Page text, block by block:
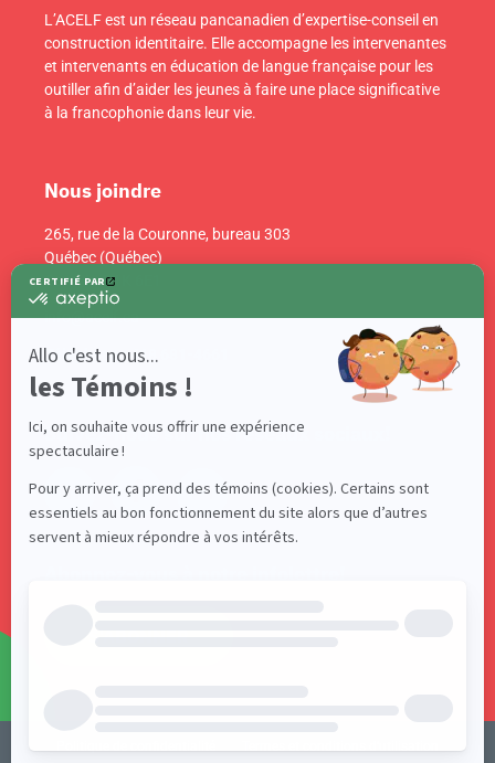
L’ACELF est un réseau pancanadien d’expertise-conseil en
construction identitaire. Elle accompagne les intervenantes
et intervenants en éducation de langue française pour les
outiller afin d’aider les jeunes à faire une place significative
à la francophonie dans leur vie.
Suivez-nous sur nos réseaux sociaux!
Nous joindre
265, rue de la Couronne, bureau 303
Québec (Québec)
Canada G1K 6E1
info@acelf.ca
Téléphone : 418 681-4661